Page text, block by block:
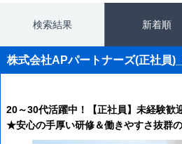
検索結果 新着順
株式会社APパートナーズ(正社員
20～30代活躍中！【正社員】未経験歓
★安心の手厚い研修＆働きやすさ抜群の